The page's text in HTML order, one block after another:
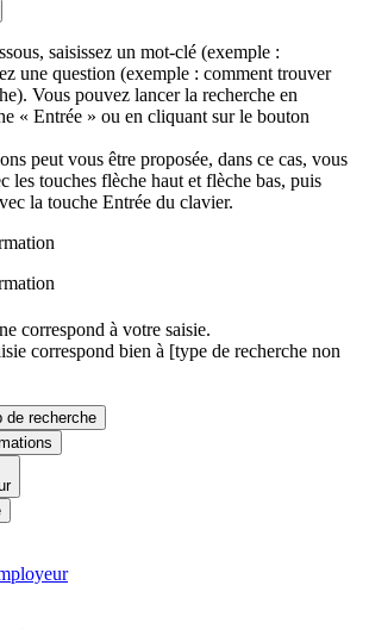
saisissez un mot-clé (exemple :
une question (exemple : comment trouver
Vous pouvez lancer la recherche en
« Entrée » ou en cliquant sur le bouton
peut vous être proposée, dans ce cas, vous
les touches flèche haut et flèche bas, puis
la touche Entrée du clavier.
correspond à votre saisie.
correspond bien à [type de recherche non
de recherche